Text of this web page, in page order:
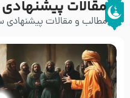
مقالات پیشنهادی
مطالب و مقالات پیشنهادی